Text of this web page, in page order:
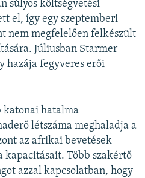
súlyos költségvetési
el, így egy szeptemberi
nem megfelelően felkészült
Júliusban Starmer
hazája fegyveres erői
katonai hatalma
létszáma meghaladja a
az afrikai bevetések
kapacitásait. Több szakértő
azzal kapcsolatban, hogy